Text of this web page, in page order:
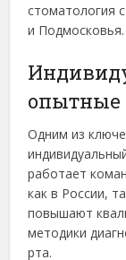
стоматология
и Подмосковья.
опытные
Одним из
работает
как в России,
повышают
методики
рта.